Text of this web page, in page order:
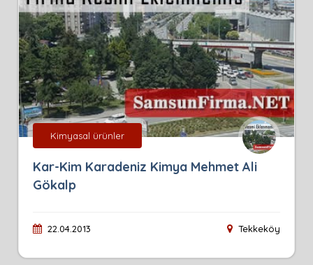
Kimyasal ürünler
Kar-Kim Karadeniz Kimya Mehmet Ali
Gökalp
22.04.2013 Tekkeköy